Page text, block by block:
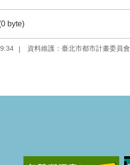
byte)
資料維護：臺北市都市計畫委員會